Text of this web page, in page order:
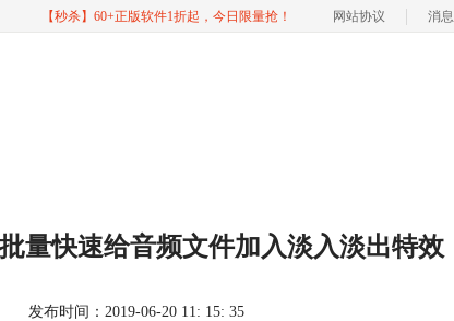
【秒杀】60+正版软件1折起，今日限量抢！ 网站协议 消息
量快速给音频文件加入淡入淡出特效
发布时间：2019-06-20 11: 15: 35